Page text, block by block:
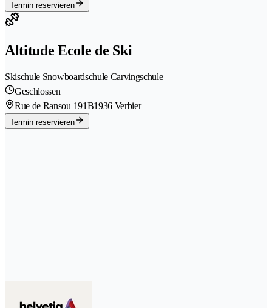
Termin reservieren
Altitude Ecole de Ski
Skischule Snowboardschule Carvingschule
Geschlossen
Rue de Ransou 191B1936 Verbier
Termin reservieren